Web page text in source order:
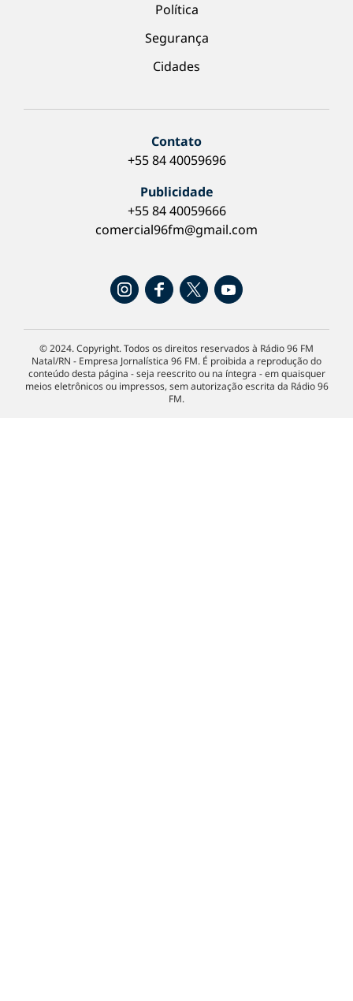
Política
Segurança
Cidades
Contato
+55 84 40059696
Publicidade
+55 84 40059666
comercial96fm@gmail.com
© 2024. Copyright. Todos os direitos reservados à Rádio 96 FM
Natal/RN - Empresa Jornalística 96 FM. É proibida a reprodução do
conteúdo desta página - seja reescrito ou na íntegra - em quaisquer
meios eletrônicos ou impressos, sem autorização escrita da Rádio 96
FM.